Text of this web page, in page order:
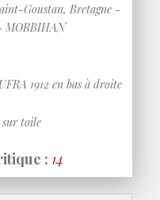
Goustan, Bretagne -
MORBIHAN
1912 en bas à droite
toile
: 14